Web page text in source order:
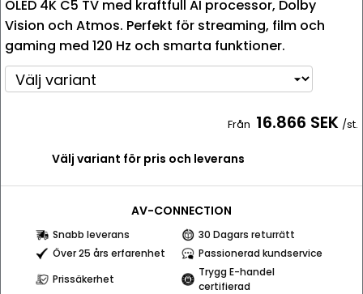
OLED 4K C5 TV med kraftfull AI processor, Dolby
Vision och Atmos. Perfekt för streaming, film och
gaming med 120 Hz och smarta funktioner.
Från 16.866 SEK /st.
Välj variant för pris och leverans
AV-CONNECTION
Snabb leverans
30 Dagars returrätt
Över 25 års erfarenhet
Passionerad kundservice
Prissäkerhet
Trygg E-handel
certifierad